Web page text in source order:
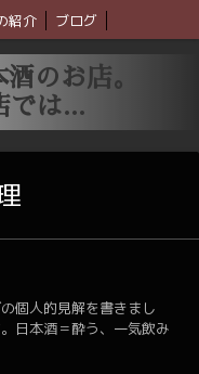
紹介 ブログ
のお店。
では...
個人的見解を書きまし
日本酒＝酔う、一気飲み